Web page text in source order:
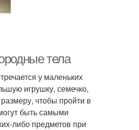
тела
у маленьких
игрушку, семечко,
чтобы пройти в
быть самыми
либо предметов при